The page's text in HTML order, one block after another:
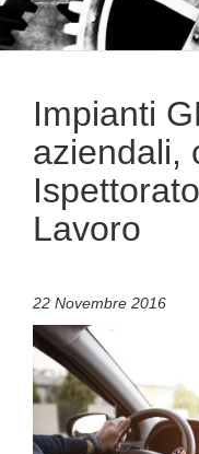
Impianti
aziendali,
Lavoro
22 Novembre 2016